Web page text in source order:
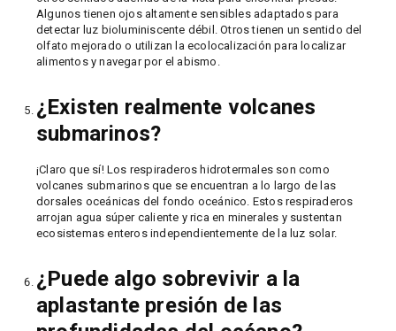
Algunos tienen ojos altamente sensibles adaptados para
detectar luz bioluminiscente débil. Otros tienen un sentido del
olfato mejorado o utilizan la ecolocalización para localizar
alimentos y navegar por el abismo.
¿Existen realmente volcanes
submarinos?
¡Claro que sí! Los respiraderos hidrotermales son como
volcanes submarinos que se encuentran a lo largo de las
dorsales oceánicas del fondo oceánico. Estos respiraderos
arrojan agua súper caliente y rica en minerales y sustentan
ecosistemas enteros independientemente de la luz solar.
¿Puede algo sobrevivir a la
aplastante presión de las